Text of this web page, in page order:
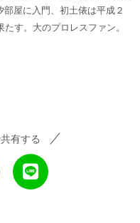
屋に入門、初土俵は平成２
す。大のプロレスファン。
有する